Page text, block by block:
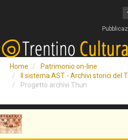
Home
Patrimonio on-line
Il sistema AST - Archivi storici del
Progetto archivi Thun